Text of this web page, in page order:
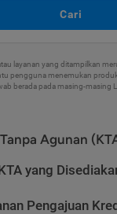
Cari
layanan yang ditampilkan
pengguna menemukan
berada pada masing-masing
Agunan
yang
Pengajuan